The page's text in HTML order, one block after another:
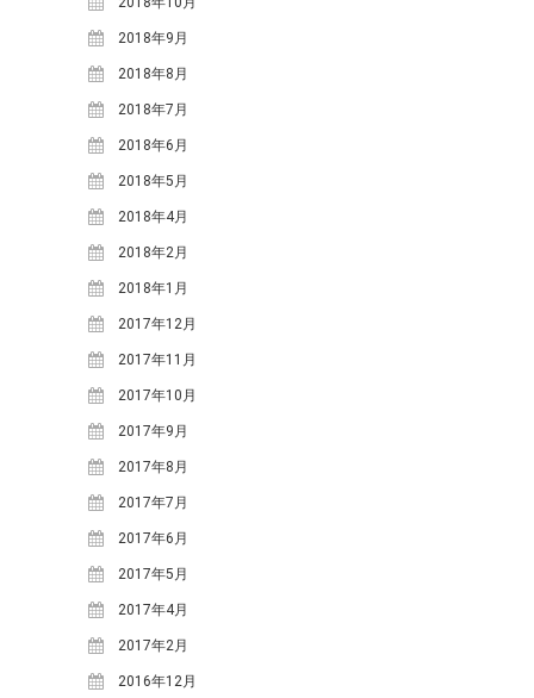
2016年8月(6)
2016年7月(5)
2016年6月(6)
2016年5月(8)
2016年4月(11)
2016年3月(1)
2016年2月(5)
2015年12月(3)
2015年11月(3)
2015年10月(4)
2015年9月(7)
2015年8月(7)
2015年7月(7)
2015年6月(4)
2015年5月(10)
2015年4月(8)
2015年3月(7)
2015年1月(3)
2014年12月(2)
2018年9月
2018年8月
2018年7月
2018年6月
2018年5月
2018年4月
2018年2月
2018年1月
2017年12月
2017年11月
2017年10月
2017年9月
2017年8月
2017年7月
2017年6月
2017年5月
2017年4月
2017年2月
2016年12月